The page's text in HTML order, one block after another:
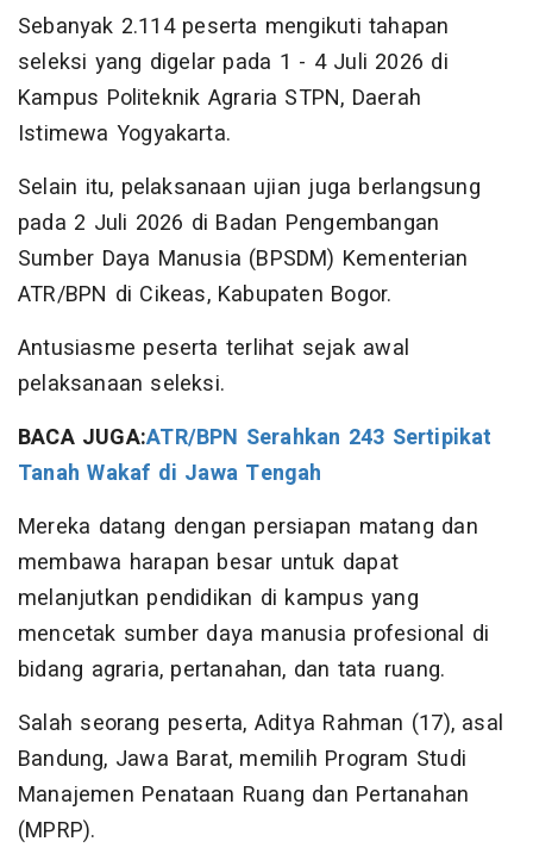
Sebanyak 2.114 peserta mengikuti tahapan
seleksi yang digelar pada 1 - 4 Juli 2026 di
Kampus Politeknik Agraria STPN, Daerah
Istimewa Yogyakarta.
Selain itu, pelaksanaan ujian juga berlangsung
pada 2 Juli 2026 di Badan Pengembangan
Sumber Daya Manusia (BPSDM) Kementerian
ATR/BPN di Cikeas, Kabupaten Bogor.
Antusiasme peserta terlihat sejak awal
pelaksanaan seleksi.
BACA JUGA:ATR/BPN Serahkan 243 Sertipikat
Tanah Wakaf di Jawa Tengah
Mereka datang dengan persiapan matang dan
membawa harapan besar untuk dapat
melanjutkan pendidikan di kampus yang
mencetak sumber daya manusia profesional di
bidang agraria, pertanahan, dan tata ruang.
Salah seorang peserta, Aditya Rahman (17), asal
Bandung, Jawa Barat, memilih Program Studi
Manajemen Penataan Ruang dan Pertanahan
(MPRP).